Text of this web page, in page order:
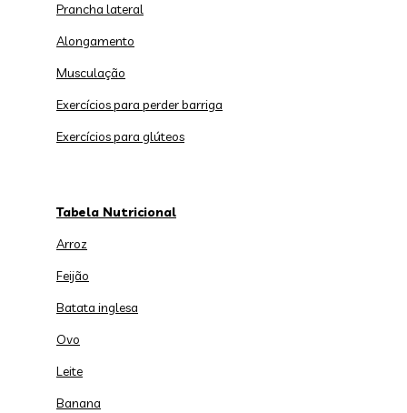
Prancha lateral
Alongamento
Musculação
Exercícios para perder barriga
Exercícios para glúteos
Tabela Nutricional
Arroz
Feijão
Batata inglesa
Ovo
Leite
Banana